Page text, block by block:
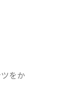
をか